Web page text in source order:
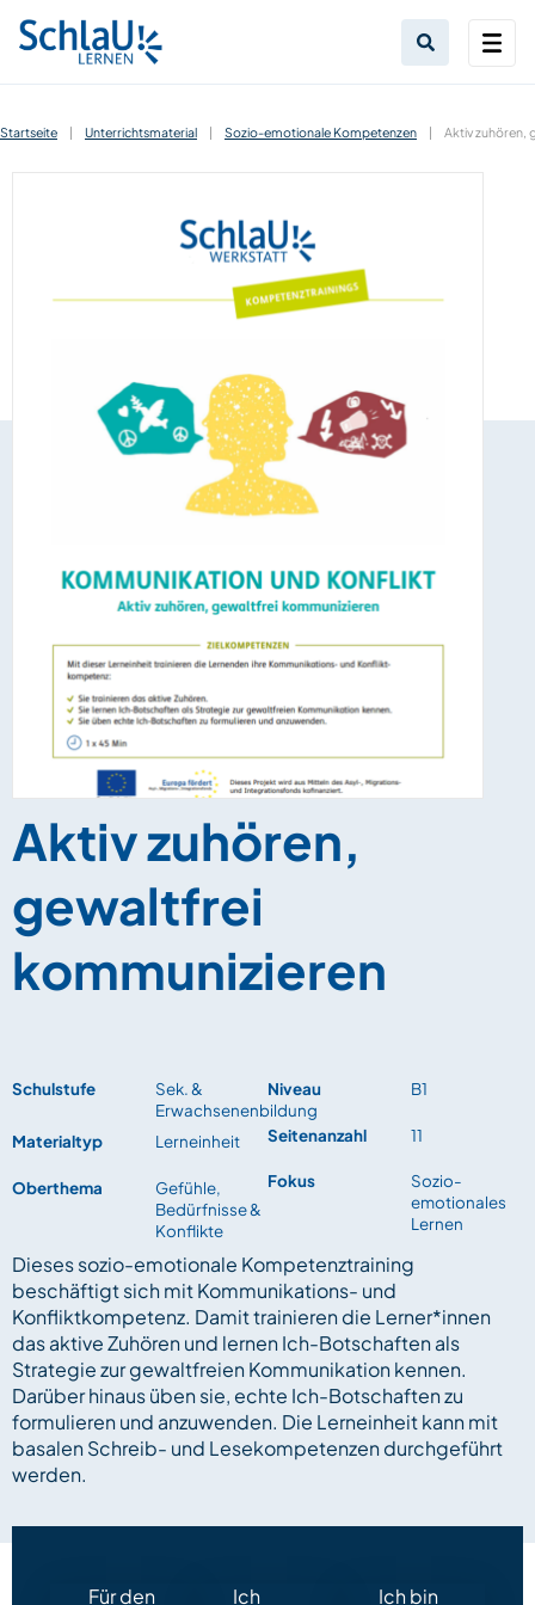
Startseite | Unterrichtsmaterial | Sozio-emotionale Kompetenzen | Aktiv zuhören,
Aktiv zuhören,
gewaltfrei
kommunizieren
Schulstufe
Sek. &
Erwachsenenbildung
Materialtyp
Lerneinheit
Oberthema
Gefühle,
Bedürfnisse &
Konflikte
Niveau B1
Seitenanzahl 11
Fokus
Sozio-
emotionales
Lernen
Dieses sozio-emotionale Kompetenztraining
beschäftigt sich mit Kommunikations- und
Konfliktkompetenz. Damit trainieren die Lerner*innen
das aktive Zuhören und lernen Ich-Botschaften als
Strategie zur gewaltfreien Kommunikation kennen.
Darüber hinaus üben sie, echte Ich-Botschaften zu
formulieren und anzuwenden. Die Lerneinheit kann mit
basalen Schreib- und Lesekompetenzen durchgeführt
werden.
Für den
Ich
Ich bin